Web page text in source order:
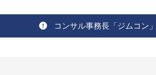
コンサル事務長「ジムコン